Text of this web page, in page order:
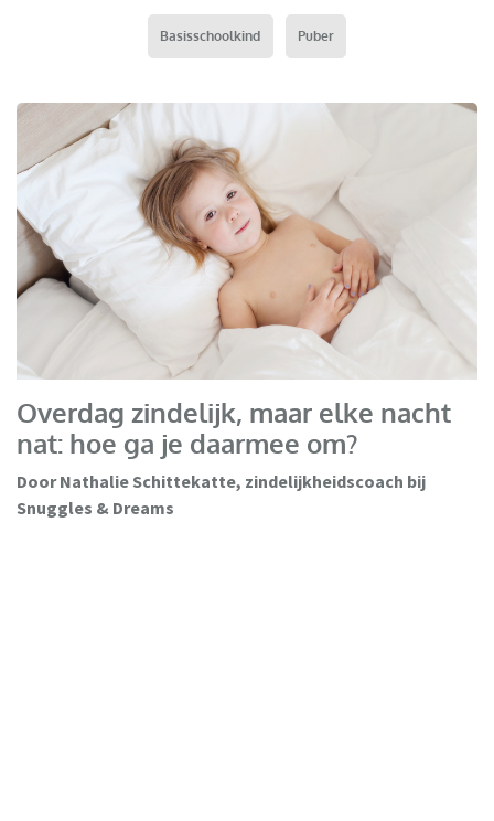
Basisschoolkind Puber
Overdag zindelijk, maar elke nacht
nat: hoe ga je daarmee om?
Door Nathalie Schittekatte, zindelijkheidscoach bij
Snuggles & Dreams